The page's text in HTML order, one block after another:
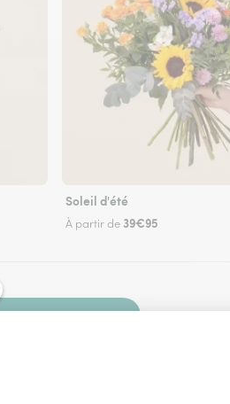
Soleil d'été
À partir de 39€95
livrer des fleurs
à Roisel et dans